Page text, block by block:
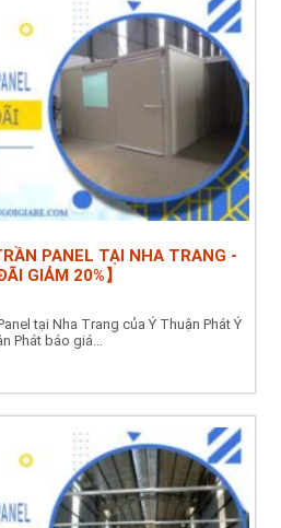
PANEL TẠI NHA TRANG -
GIẢM 20%】
tại Nha Trang của Ý Thuận Phát Ý
Phát báo giá...